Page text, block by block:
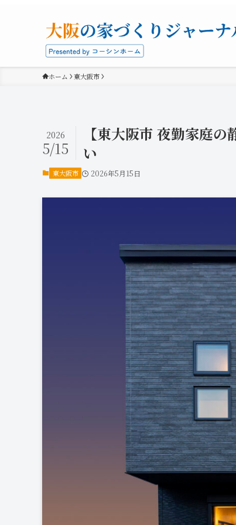
ホーム 東大阪市
【東大阪市 夜勤家庭
い
2026
5/15
東大阪市 2026年5月15日